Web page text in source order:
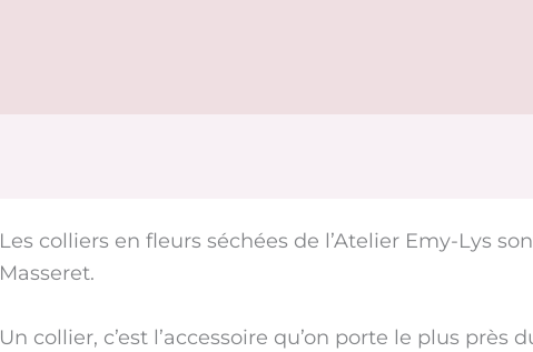
Les colliers en fleurs séchées de l’Atelier Emy-Lys
Masseret.
Un collier, c’est l’accessoire qu’on porte le plus près